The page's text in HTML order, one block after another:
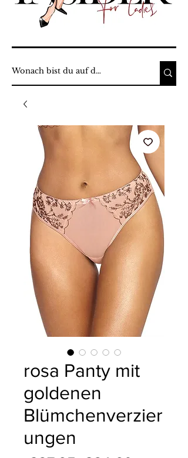
rosa Panty mit
goldenen
Blümchenverzier
ungen